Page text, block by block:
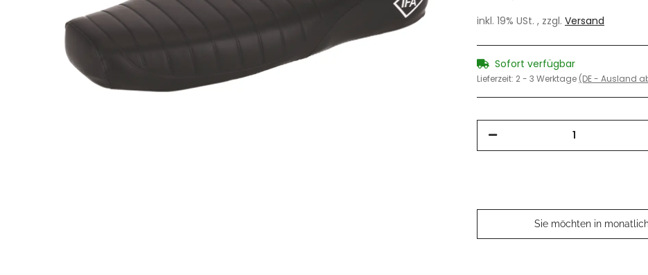
inkl. 19% USt. , zzgl. Versand
Sofort verfügbar
Lieferzeit: 2 - 3 Werktage (DE - Ausland
Sie möchten in